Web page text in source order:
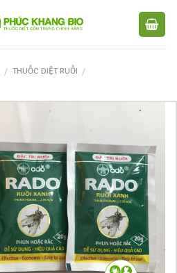
/ THUỐC DIỆT RUỒI /